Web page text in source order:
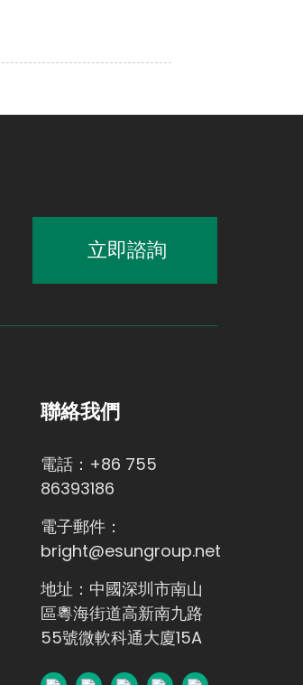
立即諮詢
聯絡我們
電話：+86 755
86393186
電子郵件：
bright@esungroup.net
地址：中國深圳市南山
區粵海街道高新南九路
55號微軟科通大廈15A